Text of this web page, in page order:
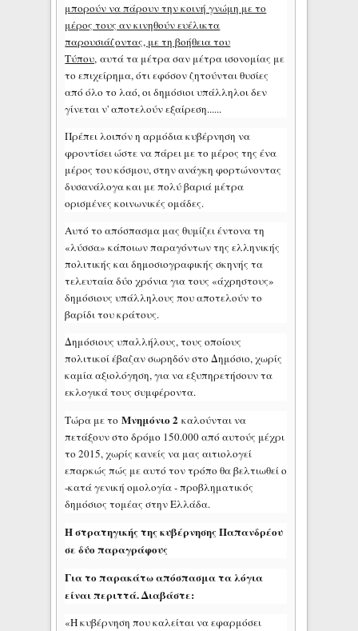
μπορούν να πάρουν την κοινή γνώμη με το
μέρος τους αν κινηθούν ευέλικτα
παρουσιάζοντας, με τη βοήθεια του
Τύπου, αυτά τα μέτρα σαν μέτρα ισονομίας με
το επιχείρημα, ότι εφόσον ζητούνται θυσίες
από όλο το λαό, οι δημόσιοι υπάλληλοι δεν
γίνεται ν' αποτελούν εξαίρεση......
Πρέπει λοιπόν η αρμόδια κυβέρνηση να
φροντίσει ώστε να πάρει με το μέρος της ένα
μέρος του κόσμου, στην ανάγκη φορτώνοντας
δυσανάλογα και με πολύ βαριά μέτρα
ορισμένες κοινωνικές ομάδες.
Αυτό το απόσπασμα μας θυμίζει έντονα τη
«λύσσα» κάποιων παραγόντων της ελληνικής
πολιτικής και δημοσιογραφικής σκηνής τα
τελευταία δύο χρόνια για τους «άχρηστους»
δημόσιους υπάλληλους που αποτελούν το
βαρίδι του κράτους.
Δημόσιους υπαλλήλους, τους οποίους
πολιτικοί έβαζαν σωρηδόν στο Δημόσιο, χωρίς
καμία αξιολόγηση, για να εξυπηρετήσουν τα
εκλογικά τους συμφέροντα.
Τώρα με το Μνημόνιο 2 καλούνται να
πετάξουν στο δρόμο 150.000 από αυτούς μέχρι
το 2015, χωρίς κανείς να μας αιτιολογεί
επαρκώς πώς με αυτό τον τρόπο θα βελτιωθεί ο
-κατά γενική ομολογία - προβληματικός
δημόσιος τομέας στην Ελλάδα.
Η στρατηγικής της κυβέρνησης Παπανδρέου
σε δύο παραγράφους
Για το παρακάτω απόσπασμα τα λόγια
είναι περιττά. Διαβάστε:
«Η κυβέρνηση που καλείται να εφαρμόσει